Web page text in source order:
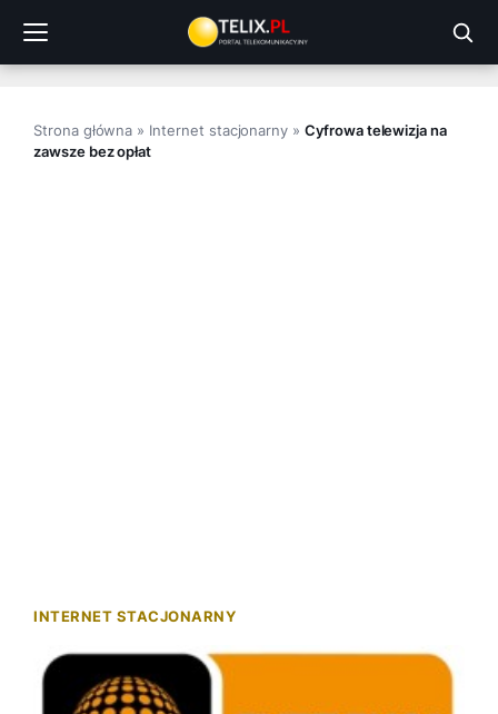
treści
Strona główna » Internet stacjonarny »Cyfrowa telewizja na
zawsze bez opłat
INTERNET STACJONARNY